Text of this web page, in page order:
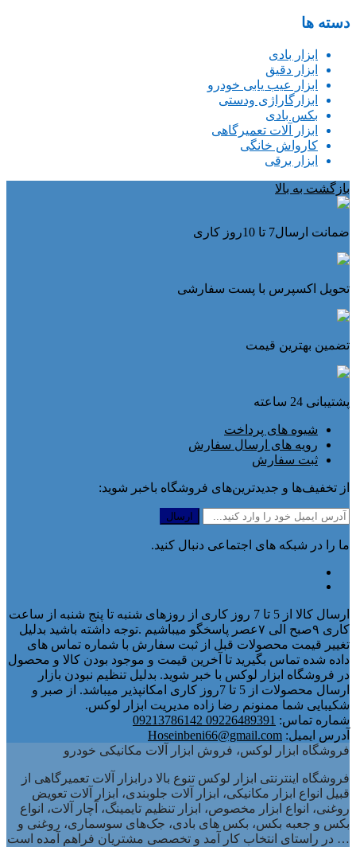
دسته ها
ابزار بادی
ابزار دقیق
ابزار عیب یابی خودرو
ابزارگاراژی ودستی
بکس بادی
ابزار آلات تعمیرگاهی
کارواش خانگی
ابزار برقی
بازگشت به بالا
ضمانت ارسال7 تا 10روز کاری
تحویل اکسپرس با پست سفارشی
تضمین بهترین قیمت
پشتیبانی 24 ساعته
شیوه های پرداخت
رویه های ارسال سفارش
ثبت سفارش
از تخفیف‌ها و جدیدترین‌های فروشگاه باخبر شوید:
ما را در شبکه های اجتماعی دنبال کنید.
ارسال کالا از 5 تا 7 روز کاری از روزهای شنبه تا پنج شنبه از ساعت
کاری ۹صبح الی ۷عصر پاسخگو میباشیم .توجه داشته باشید بدلیل
تغییر قیمت محصولات قبل از ثبت سفارش با شماره تماس های
داده شده تماس بگیرید تا آخرین قیمت و موجود بودن کالا و محصول
در فروشگاه ابزار لوکس با خبر شوید. بدلیل تنظیم نبودن بازار
ارسال محصولات از 5 تا 7روز کاری امکانپذیر میباشد. از صبر و
شکیبایی شما ممنونم رضا زاده مدیریت ابزار لوکس.
شماره تماس: 09226489391 09213786142
آدرس ایمیل: Hoseinbeni66@gmail.com
فروشگاه ابزار لوکس، فروش ابزار آلات مکانیکی خودرو
فروشگاه اینترنتی ابزار لوکس تنوع بالا درابزار آلات تعمیرگاهی از
قبیل انواع ابزار مکانیکی، ابزار آلات جلوبندی، ابزار آلات تعویض
روغنی، انواع ابزار مخصوص، ابزار تنظیم تایمینگ، آچار آلات، انواع
بکس و جعبه بکس، بکس های بادی، جک‌های سوسماری، روغنی و
… در راستای انتخاب کار آمد و تخصصی مشتریان فراهم آمده است